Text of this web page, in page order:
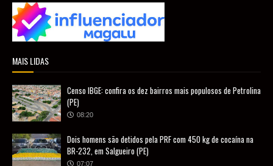
MAIS LIDAS
Censo IBGE: confira os dez bairros mais populosos de Petrolina
(PE)
08:20
Dois homens são detidos pela PRF com 450 kg de cocaína na
BR-232, em Salgueiro (PE)
07:07